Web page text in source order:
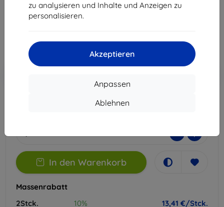
zu analysieren und Inhalte und Anzeigen zu
personalisieren.
Akzeptieren
Anpassen
Ablehnen
14,90 €
13,41 €
ohne MWSt
In den
- +
In den Warenkorb
Massenrabatt
2Stck.
10% 13,41 €/Stck.